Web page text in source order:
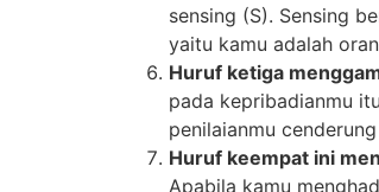
sensing (S). Sensing
yaitu kamu adalah
Huruf ketiga
pada kepribadianmu
penilaianmu
Huruf keempat ini
Apabila kamu